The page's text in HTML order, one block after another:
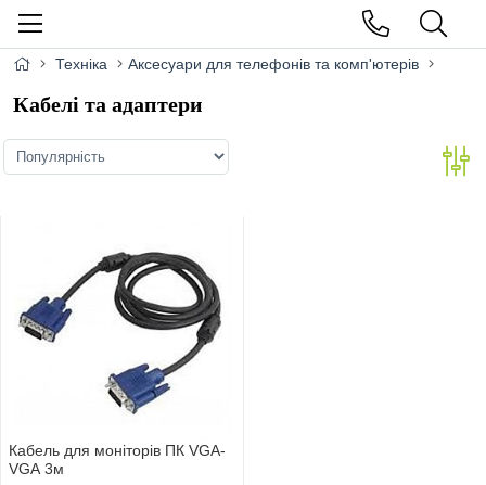
Техніка Аксесуари для телефонів та комп'ютерів
Кабелі та адаптери
Кабель для монiторiв ПК VGA-
VGA 3м